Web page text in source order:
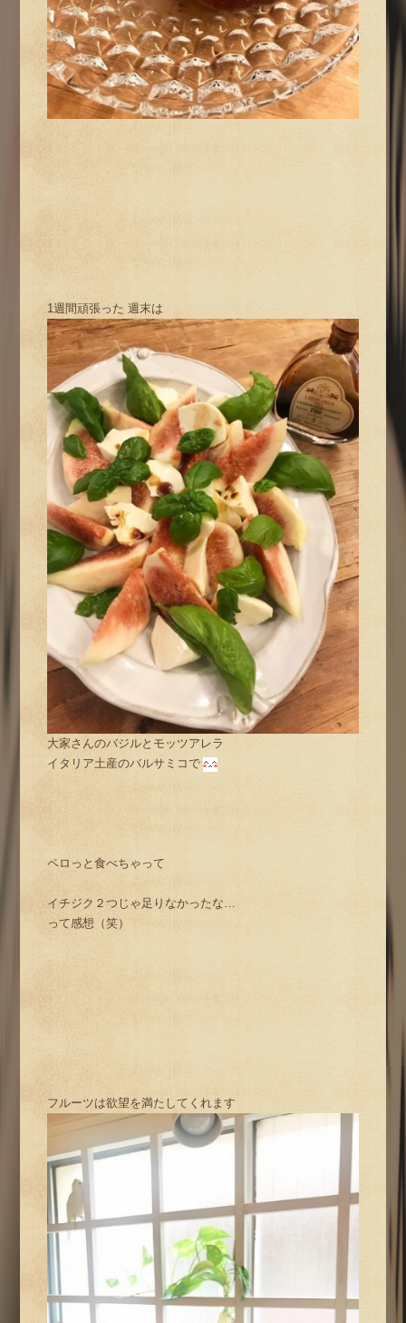
1週間頑張った 週末は
大家さんのバジルとモッツアレラ
イタリア土産のバルサミコで
ペロっと食べちゃって
イチジク２つじゃ足りなかったな…
って感想（笑）
フルーツは欲望を満たしてくれます